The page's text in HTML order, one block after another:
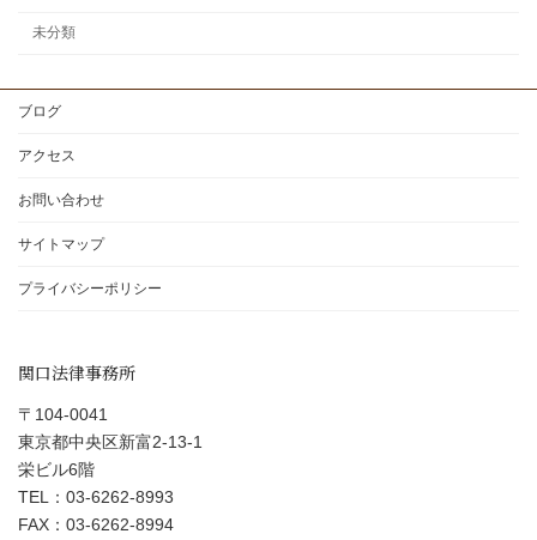
未分類
ブログ
アクセス
お問い合わせ
サイトマップ
プライバシーポリシー
関口法律事務所
〒104-0041
東京都中央区新富2-13-1
栄ビル6階
TEL：03-6262-8993
FAX：03-6262-8994